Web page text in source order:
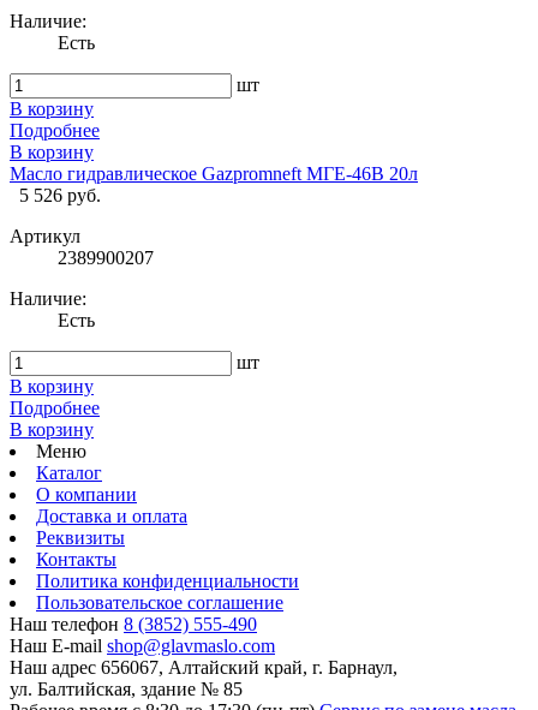
Наличие:
Есть
шт
В корзину
Подробнее
В корзину
Масло гидравлическое Gazpromneft МГЕ-46В 20л
5 526 руб.
Артикул
2389900207
Наличие:
Есть
шт
В корзину
Подробнее
В корзину
Меню
Каталог
О компании
Доставка и оплата
Реквизиты
Контакты
Политика конфиденциальности
Пользовательское соглашение
Наш телефон 8 (3852) 555-490
Наш E-mail shop@glavmaslo.com
Наш адрес 656067, Алтайский край, г. Барнаул,
ул. Балтийская, здание № 85